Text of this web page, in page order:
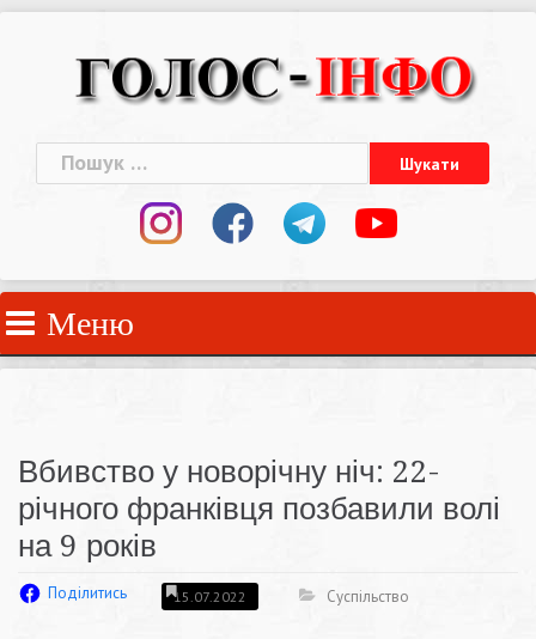
Пошук:
Меню
Вбивство у новорічну ніч: 22-
річного франківця позбавили волі
на 9 років
Поділитись 15.07.2022 Суспільство